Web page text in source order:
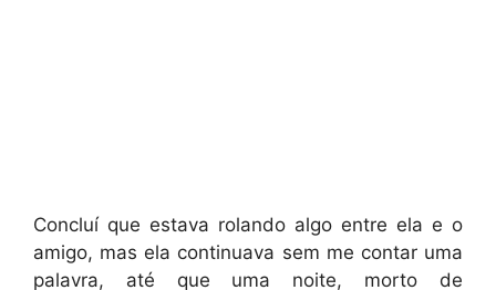
Concluí que estava rolando algo entre ela e o
amigo, mas ela continuava sem me contar uma
palavra, até que uma noite, morto de